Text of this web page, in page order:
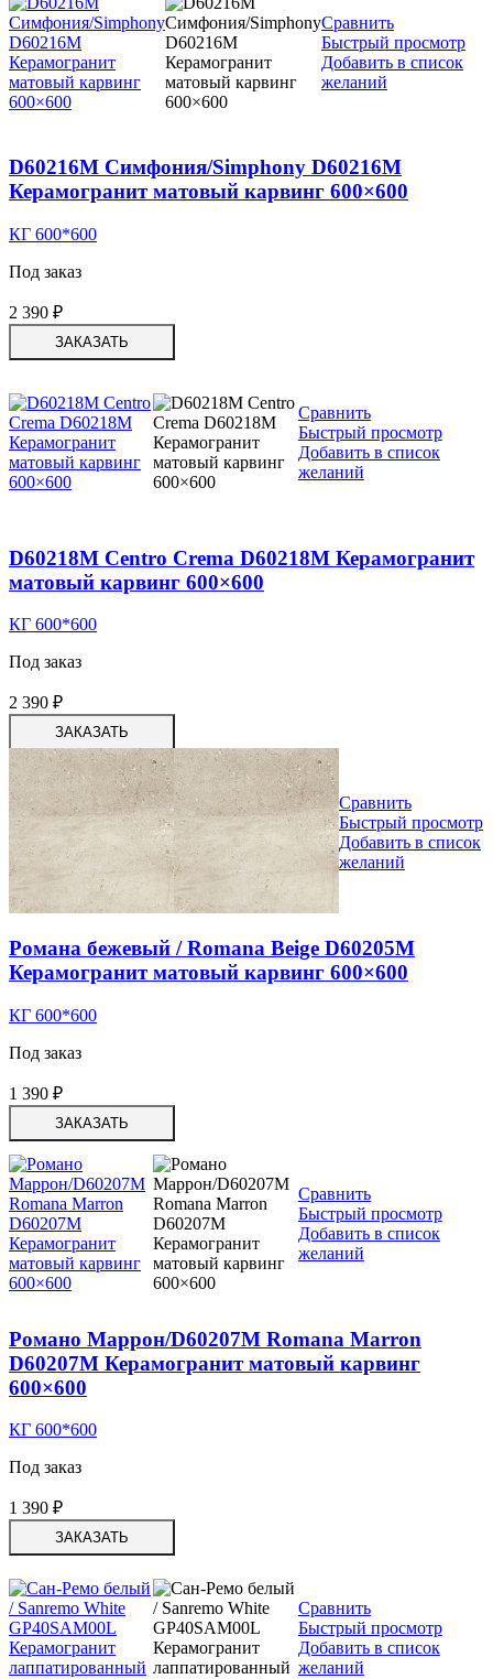
Сравнить
Быстрый просмотр
Добавить в список
желаний
D60216M Симфония/Simphony D60216M
Керамогранит матовый карвинг 600×600
КГ 600*600
Под заказ
2 390 ₽
ЗАКАЗАТЬ
Сравнить
Быстрый просмотр
Добавить в список
желаний
D60218M Centro Crema D60218M Керамогранит
матовый карвинг 600×600
КГ 600*600
Под заказ
2 390 ₽
ЗАКАЗАТЬ
Сравнить
Быстрый просмотр
Добавить в список
желаний
Романа бежевый / Romana Beige D60205M
Керамогранит матовый карвинг 600×600
КГ 600*600
Под заказ
1 390 ₽
ЗАКАЗАТЬ
Сравнить
Быстрый просмотр
Добавить в список
желаний
Романо Маррон/D60207M Romana Marron
D60207M Керамогранит матовый карвинг
600×600
КГ 600*600
Под заказ
1 390 ₽
ЗАКАЗАТЬ
Сравнить
Быстрый просмотр
Добавить в список
желаний